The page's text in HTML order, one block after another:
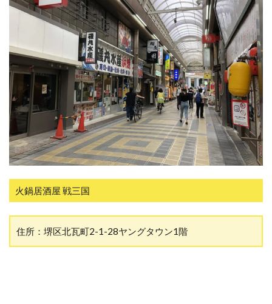
火鍋居酒屋 戦三国
住所：堺区北瓦町2-1-28ヤングタウン1階